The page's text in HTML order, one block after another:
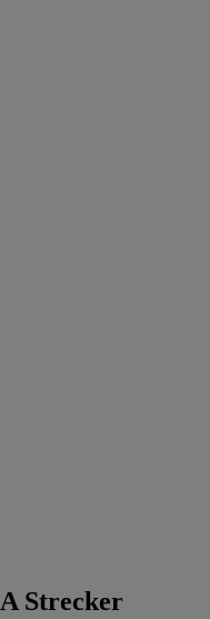
Strecker